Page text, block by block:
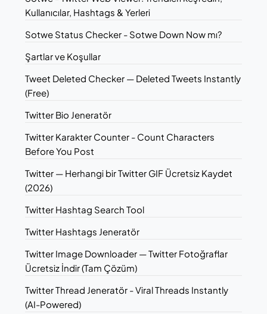
Kullanıcılar, Hashtags & Yerleri
Sotwe Status Checker - Sotwe Down Now mı?
Şartlar ve Koşullar
Tweet Deleted Checker — Deleted Tweets Instantly
(Free)
Twitter Bio Jeneratör
Twitter Karakter Counter - Count Characters
Before You Post
Twitter — Herhangi bir Twitter GIF Ücretsiz Kaydet
(2026)
Twitter Hashtag Search Tool
Twitter Hashtags Jeneratör
Twitter Image Downloader — Twitter Fotoğraflar
Ücretsiz İndir (Tam Çözüm)
Twitter Thread Jeneratör - Viral Threads Instantly
(AI-Powered)